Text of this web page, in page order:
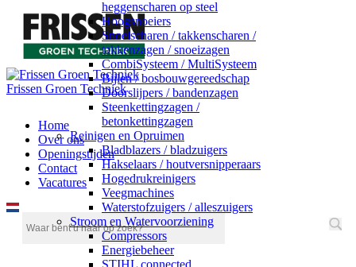
Frissen Groen Techniek
Home
Over ons
Openingstijden
Contact
Vacatures
heggenscharen op steel
Hoogsnoeiers
Snoeischaren / takkenscharen /
takkenzagen / snoeizagen
CombiSysteem / MultiSysteem
Bijlen / bosbouwgereedschap
Doorslijpers / bandenzagen
Steenkettingzagen /
betonkettingzagen
Reinigen en Opruimen
Bladblazers / bladzuigers
Hakselaars / houtversnipperaars
Hogedrukreinigers
Veegmachines
Waterstofzuigers / alleszuigers
Stroom en Watervoorziening
Compressors
Energiebeheer
STIHL connected